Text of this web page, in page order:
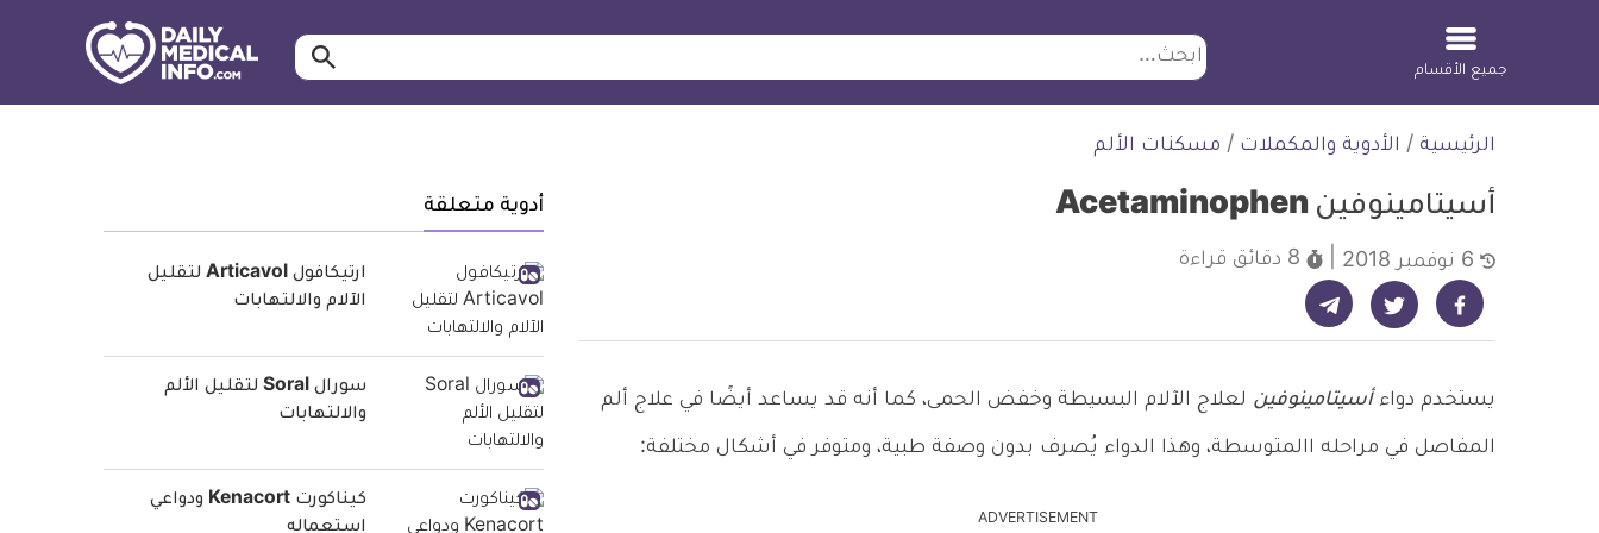
ابحث ابحث…
جميع الأقسام
الرئيسية / الأدوية والمكملات / مسكنات الألم
أسيتامينوفين Acetaminophen
8 دقائق قراءة
شارك على فيسبوك - ديلي ميديكال انفو شارك على تويتر - ديلي ميديكال انفو شارك على تيليجرام - ديلي ميديكال انفو
يستخدم دواءأسيتامينوفين لعلاج الآلام البسيطة وخفض الحمى، كما أنه قد يساعد أيضًا في علاج ألم
المفاصل في مراحله االمتوسطة، وهذا الدواء يُصرف بدون وصفة طبية، ومتوفر في أشكال مختلفة:
ADVERTISEMENT
أدوية متعلقة
ارتيكافول Articavol لتقليل
الآلام والالتهابات
سورال Soral لتقليل الألم
والالتهابات
كيناكورت Kenacort ودواعي
استعماله